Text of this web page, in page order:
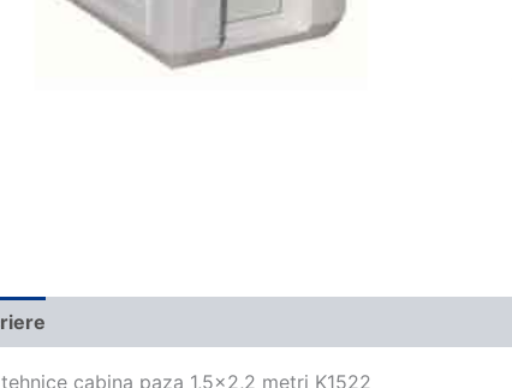
cabina paza 1,5×2,2 metri K1522